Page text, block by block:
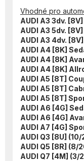
Vhodné pro
AUDI A3 3dv.
AUDI A3 5dv.
AUDI A3 4dv.
AUDI A4 [8K]
AUDI A4 [8K]
AUDI A4 [8K]
AUDI A5 [8T]
AUDI A5 [8T]
AUDI A5 [8T]
AUDI A6 [4G]
AUDI A6 [4G]
AUDI A7 [4G]
AUDI Q3 [8U]
AUDI Q5 [8R] (8/
AUDI Q7 [4M] (3/